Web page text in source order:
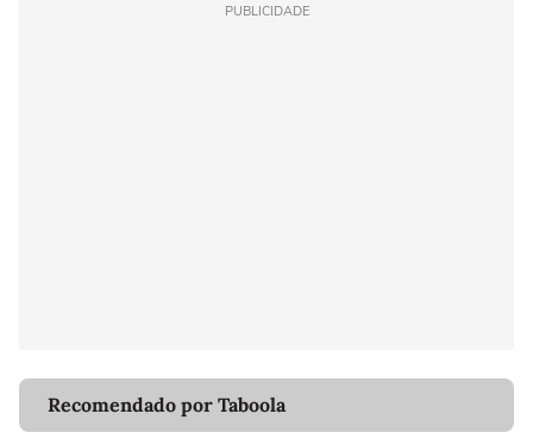
PUBLICIDADE
Recomendado por Taboola